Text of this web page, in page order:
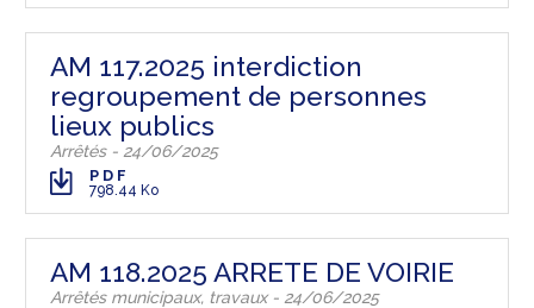
AM 117.2025 interdiction
regroupement de personnes
lieux publics
Arrêtés - 24/06/2025
PDF
798.44 Ko
AM 118.2025 ARRETE DE VOIRIE
Arrêtés municipaux, travaux - 24/06/2025